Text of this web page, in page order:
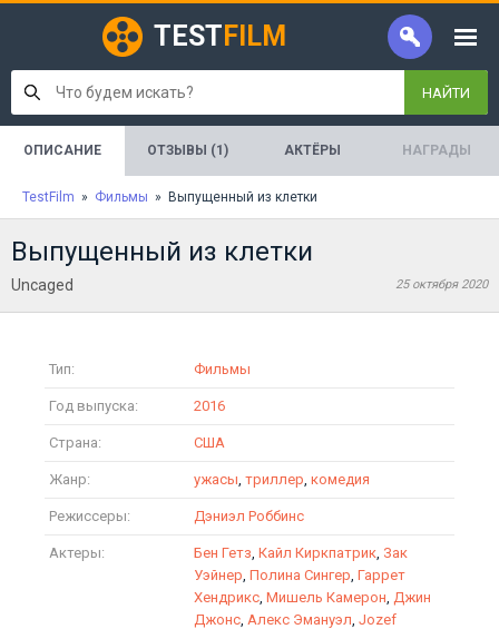
TEST FILM
НАЙТИ
ОПИСАНИЕ ОТЗЫВЫ (1) АКТЁРЫ НАГРАДЫ
TestFilm » Фильмы » Выпущенный из клетки
Выпущенный из клетки
Uncaged 25 октября 2020
Тип: Фильмы
Год выпуска: 2016
Страна: США
Жанр: ужасы, триллер, комедия
Режиссеры: Дэниэл Роббинс
Актеры: Бен Гетз, Кайл Киркпатрик, Зак
Уэйнер, Полина Сингер, Гаррет
Хендрикс, Мишель Камерон, Джин
Джонс, Алекс Эмануэл, Jozef